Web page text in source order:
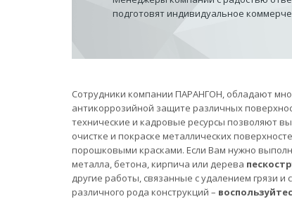
подготовят индивидуальное
Сотрудники компании ПАРАНГОН, обладают
антикоррозийной защите различных
технические и кадровые ресурсы позволяют
очистке и покраске металлических
порошковыми красками. Если Вам нужно
металла, бетона, кирпича или дерева
другие работы, связанные с удалением грязи и
различного рода конструкций –